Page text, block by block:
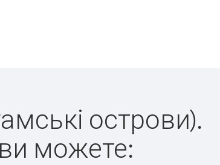
острови).
можете: